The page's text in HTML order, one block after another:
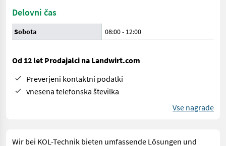
Delovni čas
Sobota 08:00- 12:00
Od 12 let Prodajalci na Landwirt.com
Preverjeni kontaktni podatki
vnesena telefonska številka
Vse nagrade
Wir bei KOL-Technik bieten umfassende Lösungen und